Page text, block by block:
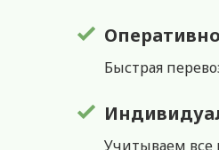
Быстрая
Учитываем все